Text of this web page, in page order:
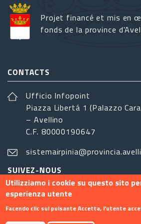
Projet financé et mis en
fonds de la province
CONTACTS
Ufficio Infopoint
Piazza Libertá 1 (Palazzo
– Avellino
C.F. 80000190647
SUIVEZ-NOUS
Utilizziamo i cookie su questo sito
esperienza utente
Facendo clic sul pulsante Accetta, l'utente